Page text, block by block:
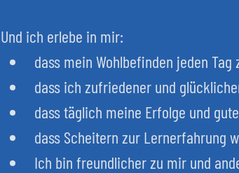
Und ich erlebe in mir:
dass mein Wohlbefinden jeden
dass ich zufriedener und
dass täglich meine Erfolge und
dass Scheitern zur Lernerfahrung
Ich bin freundlicher zu mir und